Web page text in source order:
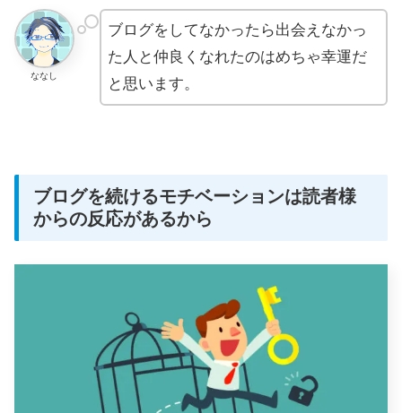
ななし
ブログをしてなかったら出会えなかっ
た人と仲良くなれたのはめちゃ幸運だ
と思います。
ブログを続けるモチベーションは読者様
からの反応があるから